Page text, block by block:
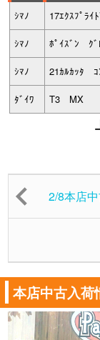
ｼﾏﾉ 17ｴｸｽﾌﾟﾗｲﾄ
ｼﾏﾉ ﾎﾟｲｽﾞﾝ ｸﾞ
ｼﾏﾉ 21ｶﾙｶｯﾀ ｺ
ﾀﾞｲﾜ T3 MX
2/8本店
本店中古入荷